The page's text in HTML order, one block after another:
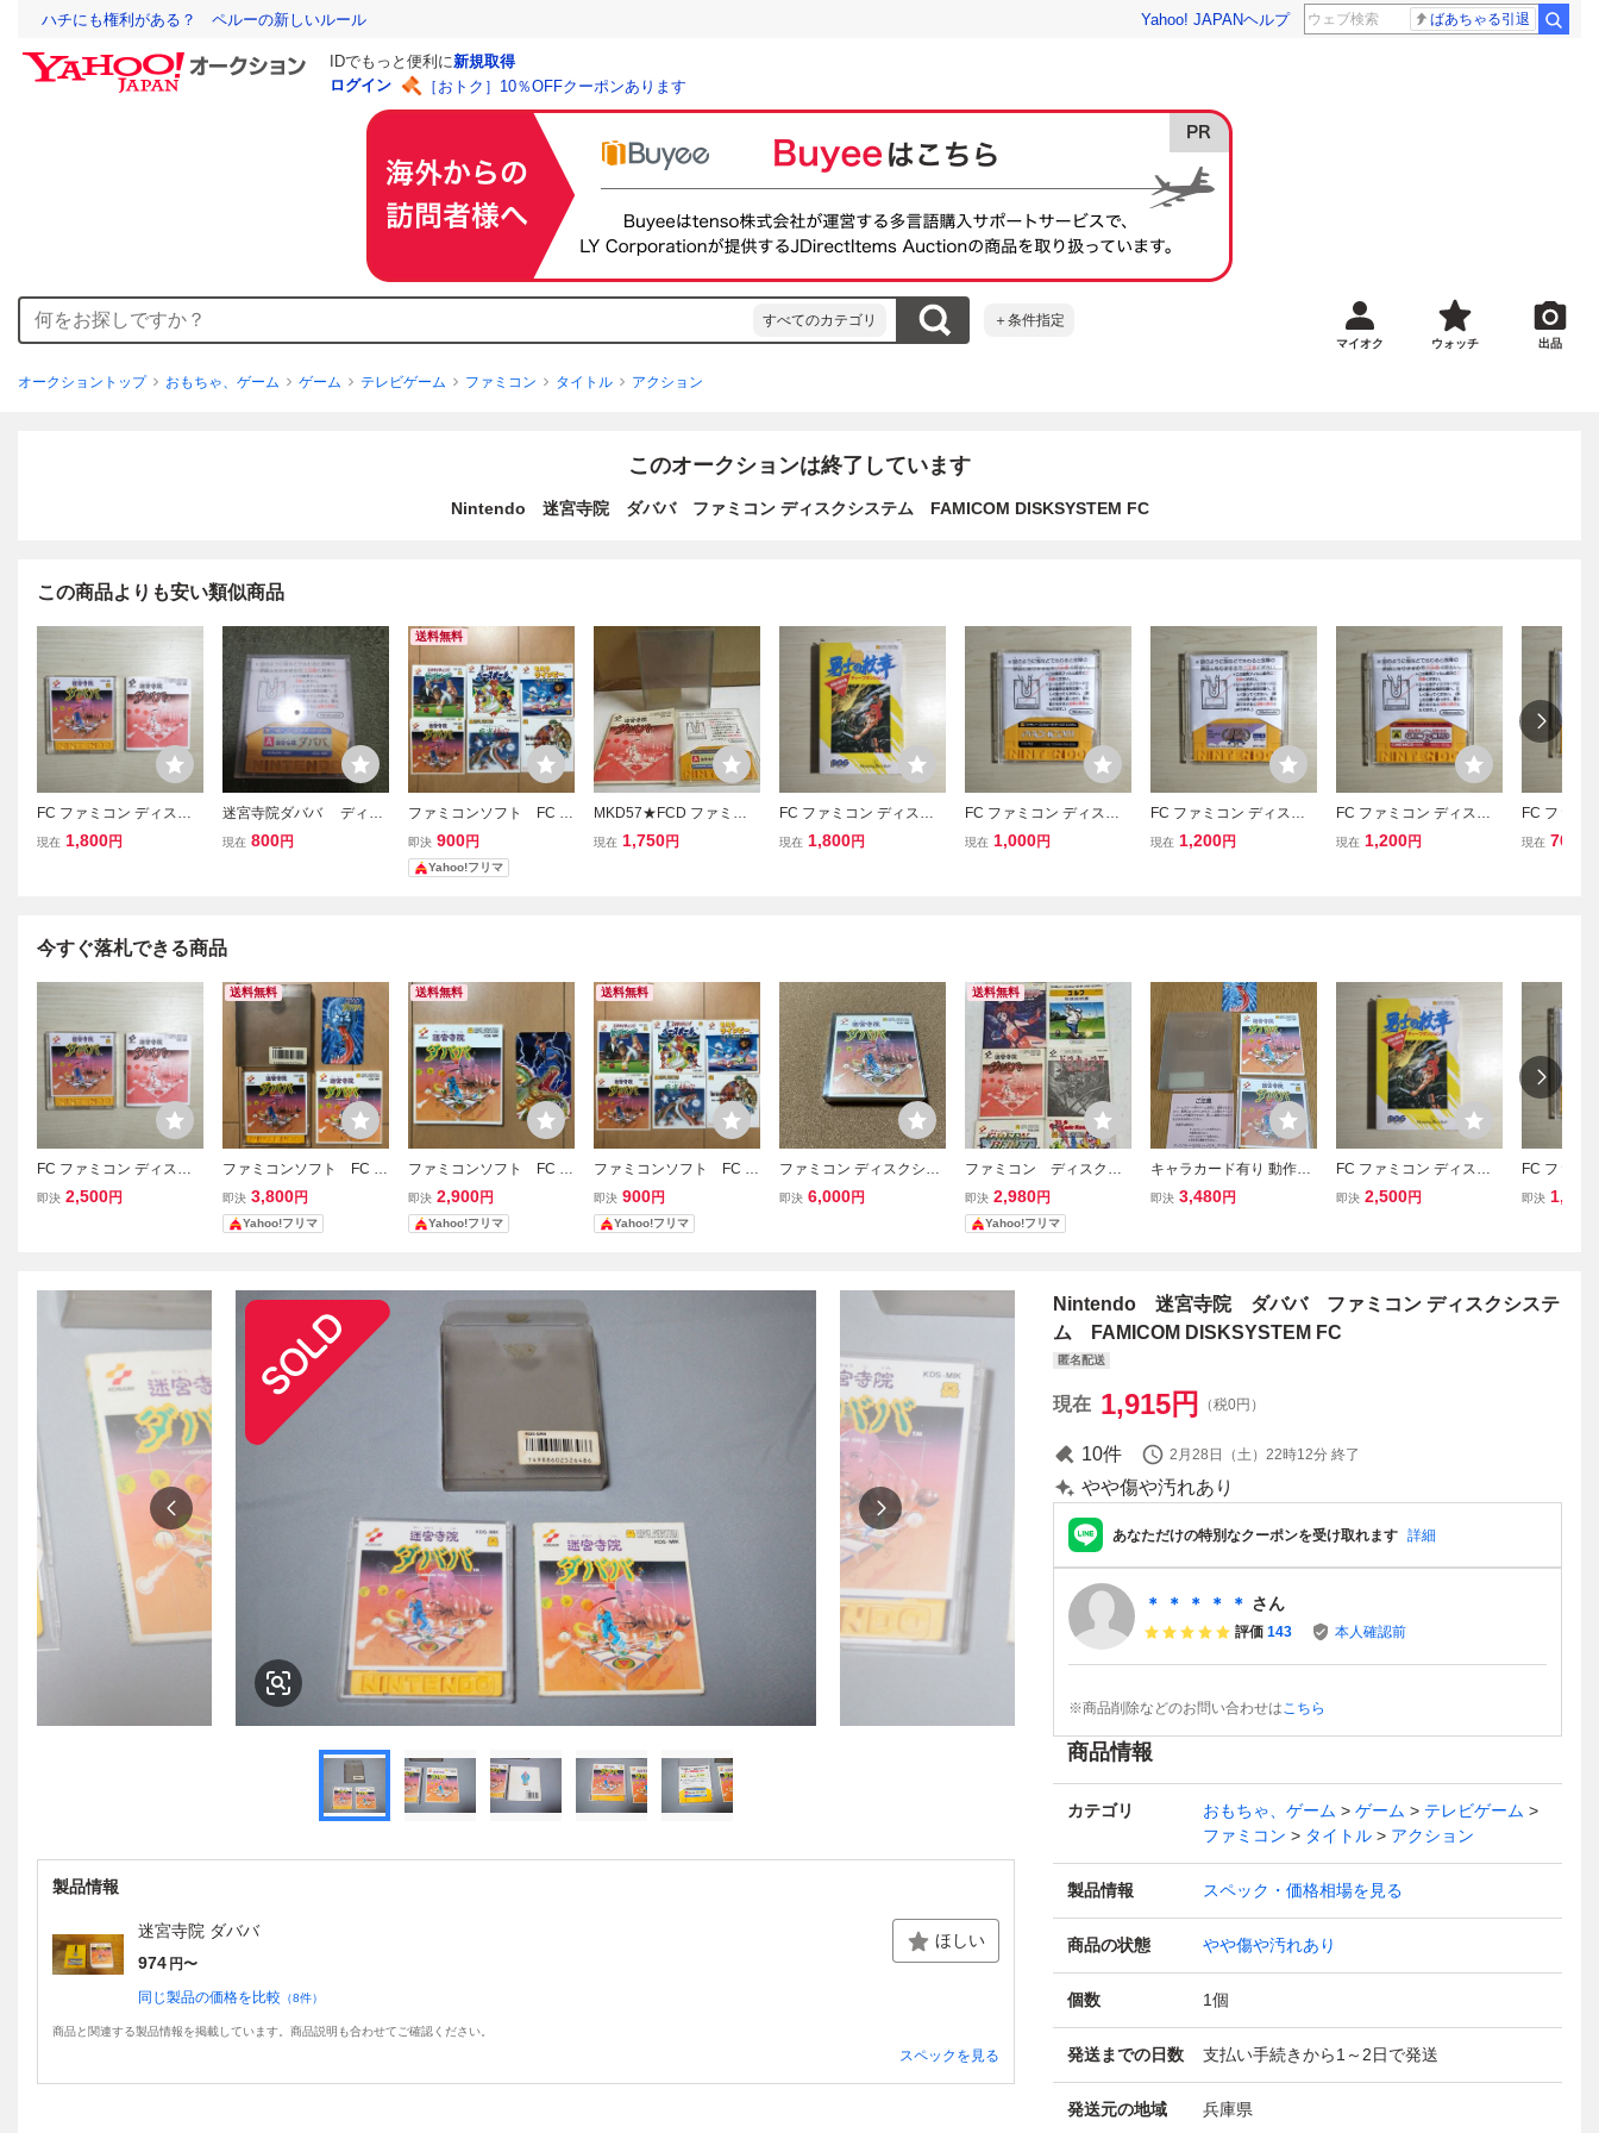
ハチにも権利がある？ ペルーの新しいルール Yahoo! JAPANヘルプ ばあちゃる引退
IDでもっと便利に新規取得
ログイン
［おトク］10％OFFクーポンあります
すべてのカテゴリ ＋条件指定
マイオク ウォッチ 出品
オークショントップ おもちゃ、ゲーム ゲーム テレビゲーム ファミコン タイトル アクション
このオークションは終了しています
Nintendo 迷宮寺院 ダババ ファミコン ディスクシステム FAMICOM DISKSYSTEM FC
この商品よりも安い類似商品
FC ファミコン ディスク
システム ディスクカード
現在 1,800円
迷宮寺院ダババ ディス
クシステム ディスクカー
現在 800円
送料無料
ファミコンソフト FC デ
ィスクシステム 迷宮寺
院ダババなどインデック
スカード6枚セット
即決 900円
Yahoo!フリマ
MKD57★FCD ファミコ
ン ディスクシステム ソフ
現在 1,750円
FC ファミコン ディスク
システム ディスクカード
現在 1,800円
FC ファミコン ディスク
システム ディスクカード
現在 1,000円
FC ファミコン ディスク
システム ディスクカード
現在 1,200円
FC ファミコン ディスク
システム ディスクカード
現在 1,200円
FC ファミ
システム
現在 700
今すぐ落札できる商品
FC ファミコン ディスク
システム ディスクカード
即決 2,500円
送料無料
ファミコンソフト FC デ
ィスクシステム 迷宮寺
院ダババ 外箱 説明
書 キャラカード付き
即決 3,800円
Yahoo!フリマ
送料無料
ファミコンソフト FC デ
ィスクシステム 迷宮寺
院ダババ 説明書 キャ
ラカードのみ
即決 2,900円
Yahoo!フリマ
送料無料
ファミコンソフト FC デ
ィスクシステム 迷宮寺
院ダババなどインデック
スカード6枚セット
即決 900円
Yahoo!フリマ
ファミコン ディスクシス
テム 新品未使用未開
即決 6,000円
送料無料
ファミコン ディスクシ
ステム、取扱説明書8点、
迷宮寺院ダババ／グリー
ンベレー、他
即決 2,980円
Yahoo!フリマ
キャラカード有り 動作確
認済み 迷宮寺院ダババ コ
即決 3,480円
FC ファミコン ディスク
システム ディスクカード
即決 2,500円
FC ファミ
システム
即決 1,400
製品情報
迷宮寺院 ダババ
974 円〜
同じ製品の価格を比較 （8件）
ほしい
商品と関連する製品情報を掲載しています。商品説明も合わせてご確認ください。
スペックを見る
Nintendo 迷宮寺院 ダババ ファミコン ディスクシステ
ム FAMICOM DISKSYSTEM FC
匿名配送
現在 1,915円 （税0円）
10件 2月28日（土）22時12分 終了
やや傷や汚れあり
あなただけの特別なクーポンを受け取れます 詳細
＊ ＊ ＊ ＊ ＊ さん
評価 143 本人確認前
※商品削除などのお問い合わせはこちら
商品情報
カテゴリ おもちゃ、ゲーム ゲーム
テレビゲーム
ファミコン
タイトル アクション
製品情報 スペック・価格相場を見る
商品の状態 やや傷や汚れあり
個数 1個
発送までの日数 支払い手続きから1～2日で発送
発送元の地域 兵庫県